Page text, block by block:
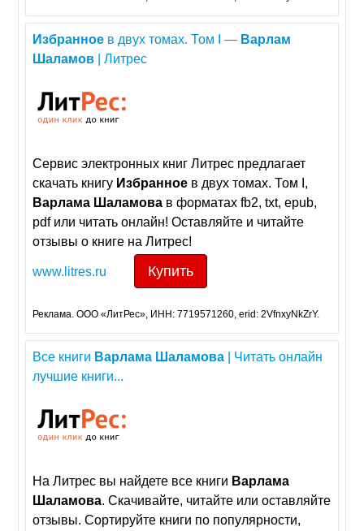
Избранное в двух томах. Том I — Варлам
Шаламов | Литрес
Сервис электронных книг Литрес предлагает
скачать книгу Избранное в двух томах. Том I,
Варлама Шаламова в форматах fb2, txt, epub,
pdf или читать онлайн! Оставляйте и читайте
отзывы о книге на Литрес!
www.litres.ru Купить
Реклама. ООО «ЛитРес», ИНН: 7719571260, erid: 2VfnxyNkZrY.
Все книги Варлама Шаламова | Читать онлайн
лучшие книги...
На Литрес вы найдете все книги Варлама
Шаламова. Скачивайте, читайте или оставляйте
отзывы. Сортируйте книги по популярности,